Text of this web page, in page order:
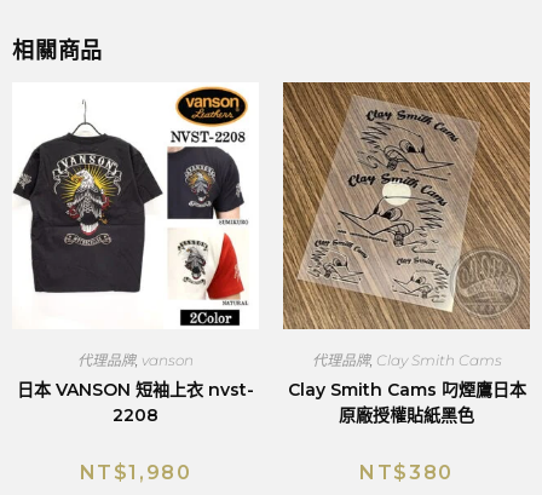
相關商品
代理品牌, vanson
日本 VANSON 短袖上衣 nvst-
2208
NT$1,980
代理品牌, Clay Smith Cams
Clay Smith Cams 叼煙鷹日本
原廠授權貼紙黑色
NT$380